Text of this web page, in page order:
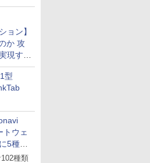
ョン】
か 攻
現する
ット変
型
トウェ
5種類
種類